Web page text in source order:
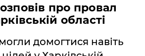
про провал
області
домогтися навіть